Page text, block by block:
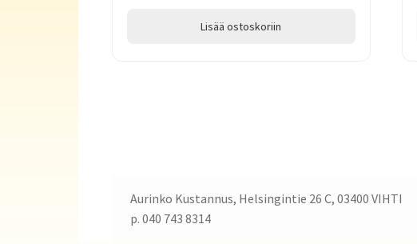
Lisää ostoskoriin
Aurinko Kustannus, Helsingintie 26 C, 03400 VIHTI
p. 040 743 8314